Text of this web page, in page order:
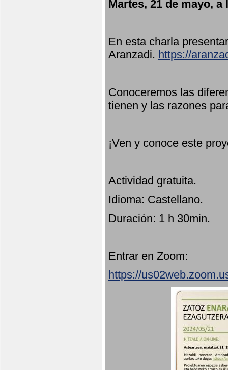
Martes, 21 de mayo, a
En esta charla
Aranzadi. https://
Conoceremos las
tienen y las razones
¡Ven y conoce este
Actividad gratuita.
Idioma: Castellano.
Duración: 1 h 30min.
Entrar en Zoom:
https://